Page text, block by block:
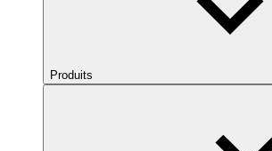
Produits